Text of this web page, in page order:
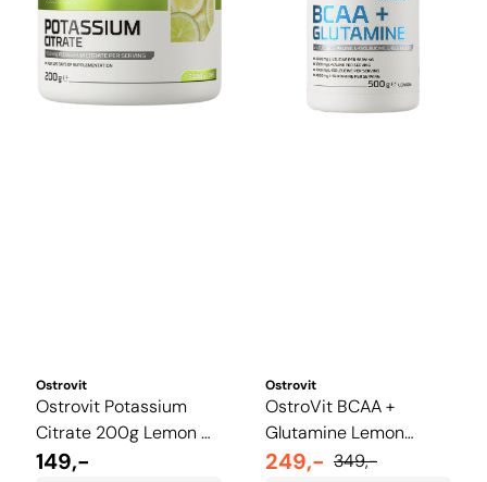
Ostrovit
Ostrovit Potassium
Citrate 200g Lemon &
Lime
149,-
Ostrovit
OstroVit BCAA +
Glutamine Lemon
500g
249,- 349,-